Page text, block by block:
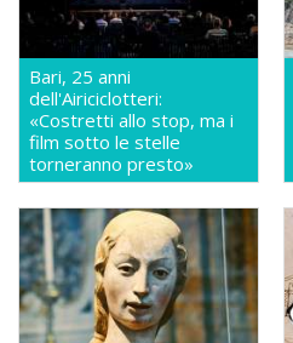
Bari, 25 anni
dell'Airiciclotteri:
«Costretti allo stop, ma i
film sotto le stelle
torneranno presto»